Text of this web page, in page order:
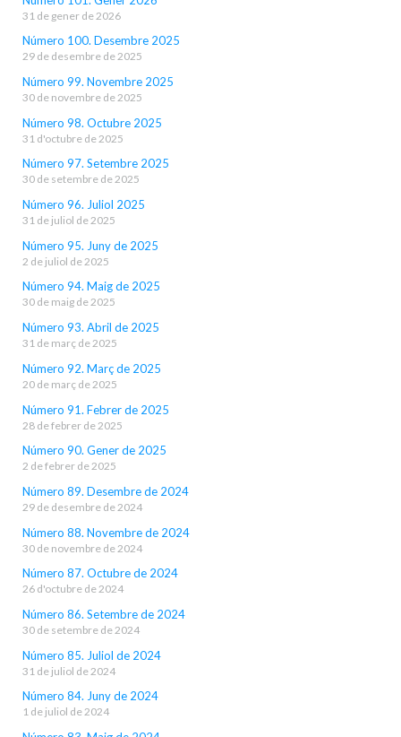
31 de gener de 2026
Número 100. Desembre 2025
29 de desembre de 2025
Número 99. Novembre 2025
30 de novembre de 2025
Número 98. Octubre 2025
31 d'octubre de 2025
Número 97. Setembre 2025
30 de setembre de 2025
Número 96. Juliol 2025
31 de juliol de 2025
Número 95. Juny de 2025
2 de juliol de 2025
Número 94. Maig de 2025
30 de maig de 2025
Número 93. Abril de 2025
31 de març de 2025
Número 92. Març de 2025
20 de març de 2025
Número 91. Febrer de 2025
28 de febrer de 2025
Número 90. Gener de 2025
2 de febrer de 2025
Número 89. Desembre de 2024
29 de desembre de 2024
Número 88. Novembre de 2024
30 de novembre de 2024
Número 87. Octubre de 2024
26 d'octubre de 2024
Número 86. Setembre de 2024
30 de setembre de 2024
Número 85. Juliol de 2024
31 de juliol de 2024
Número 84. Juny de 2024
1 de juliol de 2024